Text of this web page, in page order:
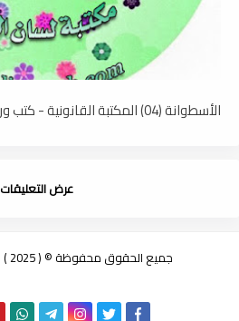
الأسطوانة (04) المكتبة القانونية - كتب ورسائل علمية ، pdf
عرض التعليقات
جميع الحقوق محفوظة © ( 2025 )